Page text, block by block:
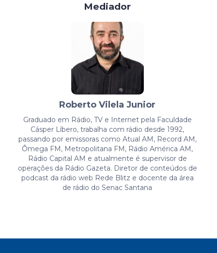
Mediador
Roberto Vilela Junior
Graduado em Rádio, TV e Internet pela Faculdade
Cásper Líbero, trabalha com rádio desde 1992,
passando por emissoras como Atual AM, Record AM,
Ômega FM, Metropolitana FM, Rádio América AM,
Rádio Capital AM e atualmente é supervisor de
operações da Rádio Gazeta. Diretor de conteúdos de
podcast da rádio web Rede Blitz e docente da área
de rádio do Senac Santana